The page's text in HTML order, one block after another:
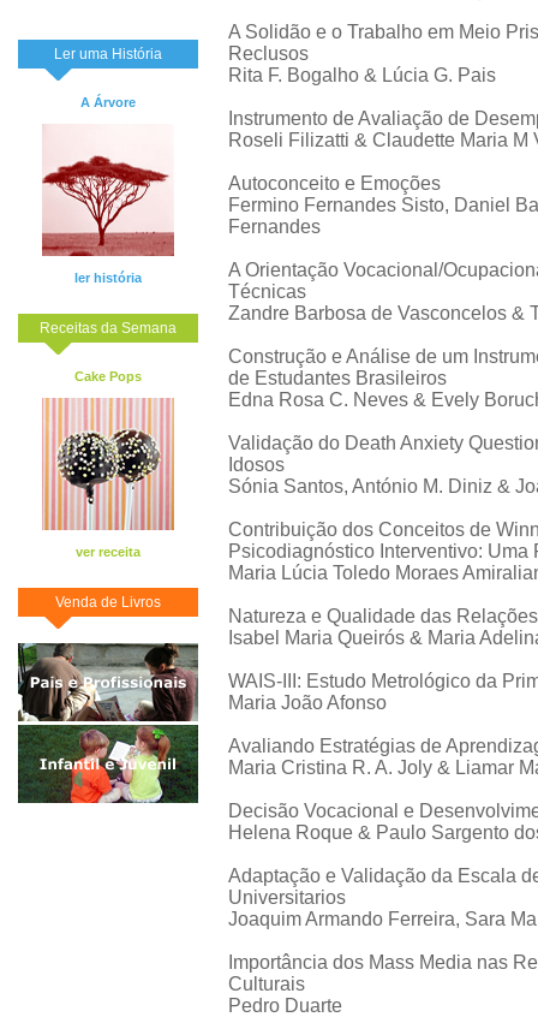
Ler uma História
A Árvore
ler história
Receitas da Semana
Cake Pops
ver receita
Venda de Livros
A Solidão e o Trabalho em Meio
Reclusos
Rita F. Bogalho & Lúcia G. Pais
Instrumento de Avaliação de
Roseli Filizatti & Claudette Maria M
Autoconceito e Emoções
Fermino Fernandes Sisto, Daniel
Fernandes
A Orientação Vocacional/
Técnicas
Zandre Barbosa de Vasconcelos &
Construção e Análise de um
de Estudantes Brasileiros
Edna Rosa C. Neves & Evely
Validação do Death Anxiety
Idosos
Sónia Santos, António M. Diniz &
Contribuição dos Conceitos de
Psicodiagnóstico Interventivo: Uma
Maria Lúcia Toledo Moraes
Natureza e Qualidade das
Isabel Maria Queirós & Maria
WAIS-III: Estudo Metrológico da
Maria João Afonso
Avaliando Estratégias de
Maria Cristina R. A. Joly & Liamar
Decisão Vocacional e
Helena Roque & Paulo Sargento
Adaptação e Validação da Escala
Universitarios
Joaquim Armando Ferreira, Sara
Importância dos Mass Media nas
Culturais
Pedro Duarte